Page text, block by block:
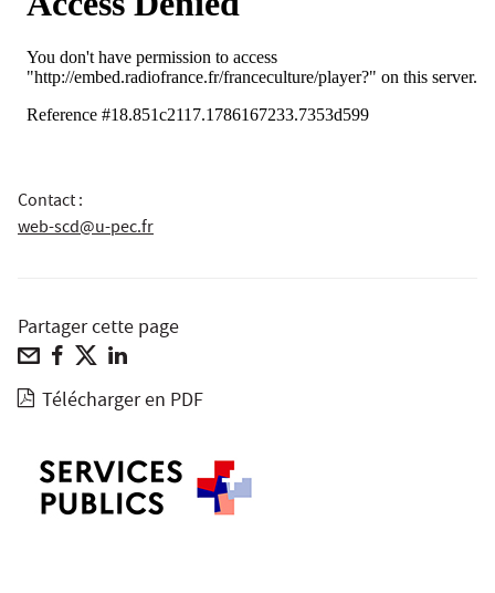
Contact :
web-scd@u-pec.fr
Partager cette page
Télécharger en PDF